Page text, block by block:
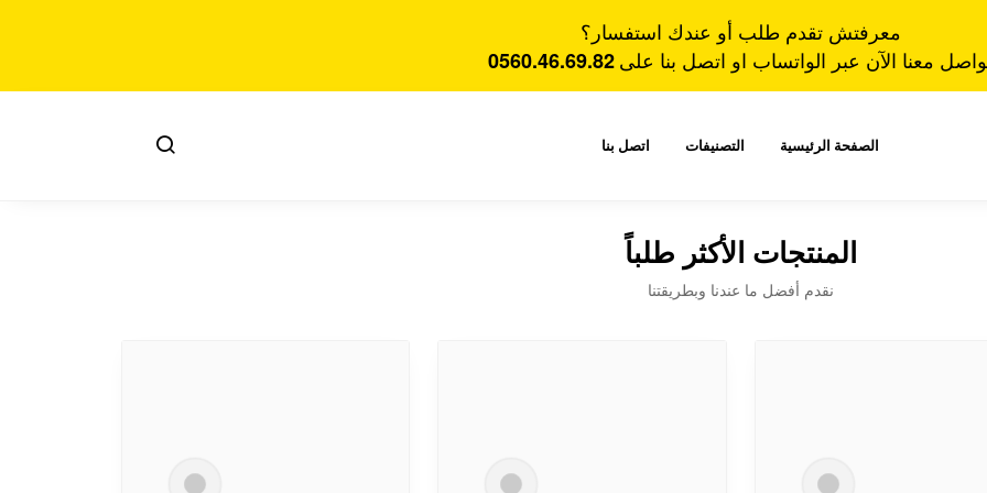
معرفتش تقدم طلب أو عندك استفسار؟
معنا الآن عبر الواتساب او اتصل بنا على 0560.46.69.82
الصفحة الرئيسية التصنيفات اتصل بنا
المنتجات الأكثر طلباً
نقدم أفضل ما عندنا وبطريقتنا